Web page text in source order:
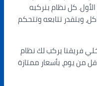
كل نظام بنركبه
وبتقدر تتابعه وتتحكم
فريقنا يركب لك نظام
من يوم، بأسعار ممتازة